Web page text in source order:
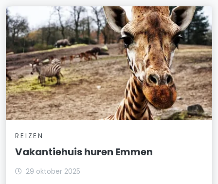
REIZEN
Vakantiehuis huren Emmen
29 oktober 2025